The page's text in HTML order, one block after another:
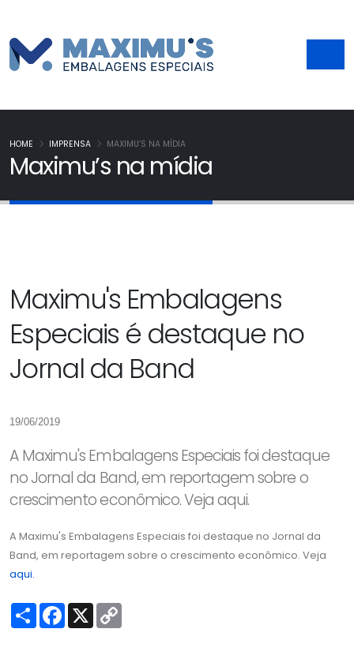
Maximu’s na mídia
HOME IMPRENSA MAXIMU’S NA MÍDIA
Maximu's Embalagens
Especiais é destaque no
Jornal da Band
19/06/2019
A Maximu's Embalagens Especiais foi destaque
no Jornal da Band, em reportagem sobre o
crescimento econômico. Veja aqui.
A Maximu's Embalagens Especiais foi destaque no Jornal da
Band, em reportagem sobre o crescimento econômico. Veja
aqui.
S
F
X